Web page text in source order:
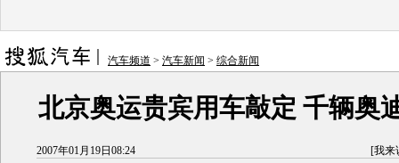
汽车频道 > 汽车新闻 > 综合新闻
北京奥运贵宾用车敲定 千辆奥
2007年01月19日08:24 [我来